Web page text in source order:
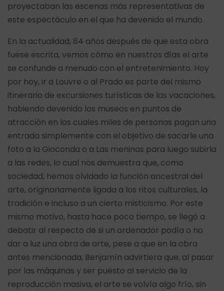
proyectaban las escenas más representativas de
este espectáculo en el que ha devenido el mundo.
En la actualidad, 84 años después de que esta obra
fuese escrita, vemos cómo en nuestros días el arte
se confunde a menudo con el entretenimiento. Hoy
por hoy, ir a Louvre o al Prado es parte del mismo
itinerario de excursiones turísticas de las vacaciones,
habiendo devenido los museos en puntos de
atracción en los cuales miles de personas pagan una
entrada simplemente con el objetivo de sacarle una
foto a la Gioconda o a Las meninas para luego subirla
a las redes, lo cual nos demuestra que, como
sociedad, hemos olvidado la función ancestral del
arte, originariamente ligada a los ritos culturales, la
tradición e incluso a un cierto misticismo. Por este
mismo motivo, hasta hace poco tiempo, se llegó a
debatir al respecto de si un ordenador podía o no
dar a luz una obra de arte, pese a que en la obra
antes mencionada, Benjamín advirtiera que, al pasar
por las máquinas y ser puesto al servicio de la
reproducción masiva, el arte se volvía algo frío, sin